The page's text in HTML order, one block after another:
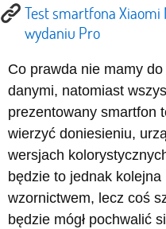
Test smartfona Xiaomi
wydaniu Pro
Co prawda nie mamy
danymi, natomiast
prezentowany smartfon
wierzyć doniesieniu,
wersjach
będzie to jednak
wzornictwem, lecz coś
będzie mógł pochwalić